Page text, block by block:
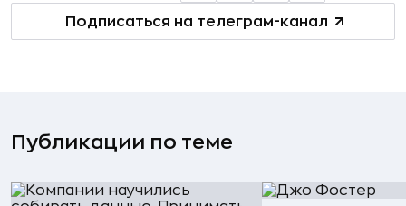
Подписаться на телеграм-канал
Публикации по теме